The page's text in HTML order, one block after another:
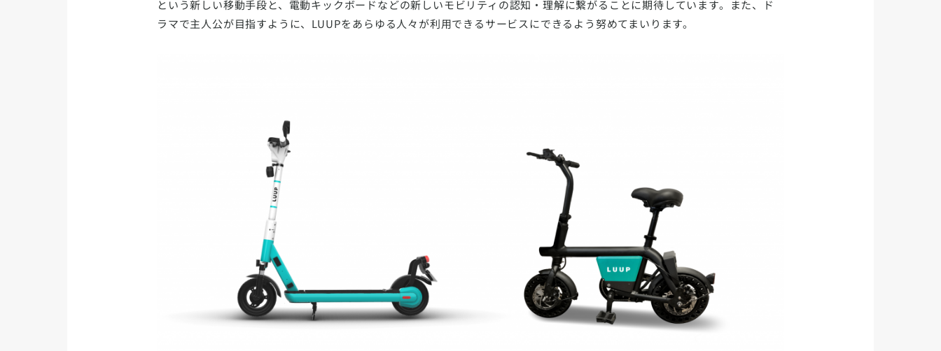
という新しい移動手段と、電動キックボードなどの新しいモビリティの認知・理解に繋がることに期待しています。また、ド
ラマで主人公が目指すように、LUUPをあらゆる人々が利用できるサービスにできるよう努めてまいります。